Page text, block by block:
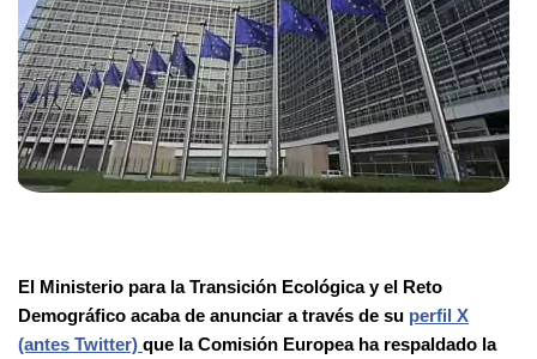
El Ministerio para la Transición Ecológica y el Reto
Demográfico acaba de anunciar a través de su perfil X
(antes Twitter) que la Comisión Europea ha respaldado la